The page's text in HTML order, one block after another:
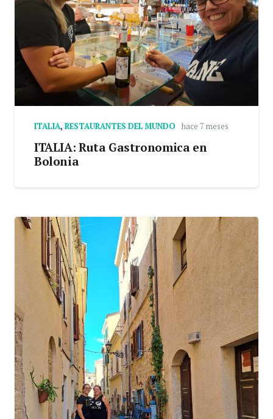
ITALIA, RESTAURANTES DEL MUNDO hace 7 meses
ITALIA: Ruta Gastronomica en
Bolonia